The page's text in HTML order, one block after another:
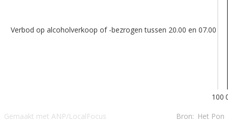
100
Bron: Het Pon
Gemaakt met ANP/LocalFocus
Verbod op alcoholverkoop of -bezrogen tussen 20.00 en 07.00